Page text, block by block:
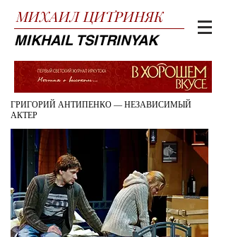
МИХАИЛ ЦИТРИНЯК
MIKHAIL TSITRINYAK
ГРИГОРИЙ АНТИПЕНКО — НЕЗАВИСИМЫЙ
АКТЕР